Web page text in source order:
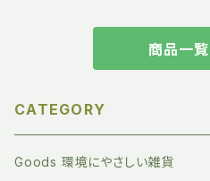
商品一
CATEGORY
Goods 環境にやさしい雑貨